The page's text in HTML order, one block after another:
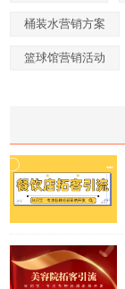
桶装水营销方案
篮球馆营销活动